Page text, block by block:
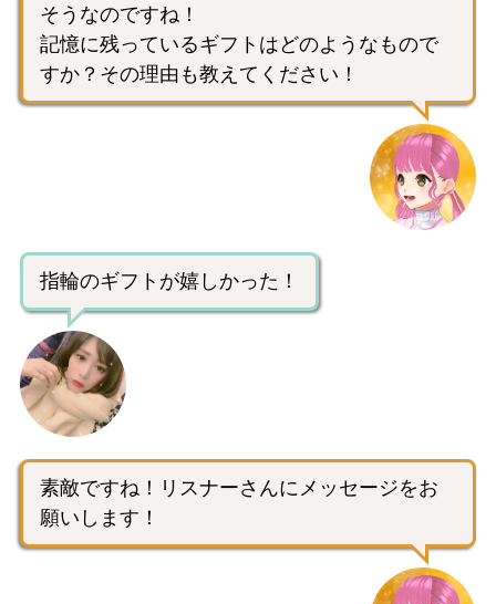
そうなのですね！
記憶に残っているギフトはどのようなもので
すか？その理由も教えてください！
指輪のギフトが嬉しかった！
素敵ですね！リスナーさんにメッセージをお
願いします！